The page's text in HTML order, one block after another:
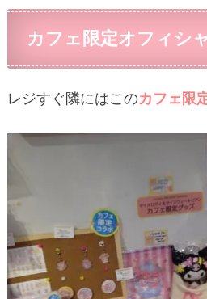
カフェ限定オフィシ
レジすぐ隣にはこのカフェ限